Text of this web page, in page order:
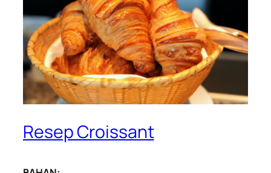
Resep Croissant